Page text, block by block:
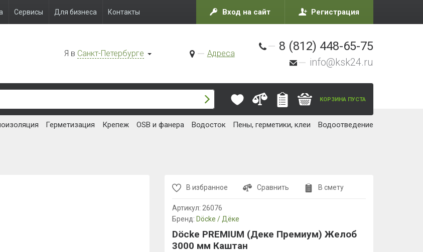
Сервисы Для бизнеса Контакты Вход на сайт Регистрация
Я в Санкт-Петербурге Адреса
8 (812) 448-65-75
info@ksk24.ru
КОРЗИНА ПУСТА
Герметизация Крепеж OSB и фанера Водосток Пены, герметики, клеи Водоотведение
В избранное Сравнить В смету
Артикул: 26076
Бренд: Döcke / Дёке
Döcke PREMIUM (Деке Премиум) Желоб
3000 мм Каштан